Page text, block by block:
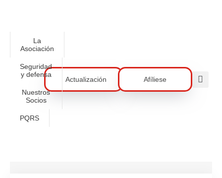
La
Asociación
Seguridad
y defensa
Nuestros
Socios
PQRS
Actualización Afíliese